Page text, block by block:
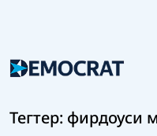
Тегтер: фирдоуси